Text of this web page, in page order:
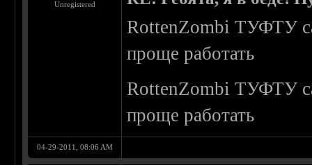
Unregistered
RottenZombi ТУФТУ
проще работать
RottenZombi ТУФТУ
проще работать
04-29-2011, 08:06 AM